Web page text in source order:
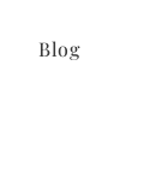
Blog